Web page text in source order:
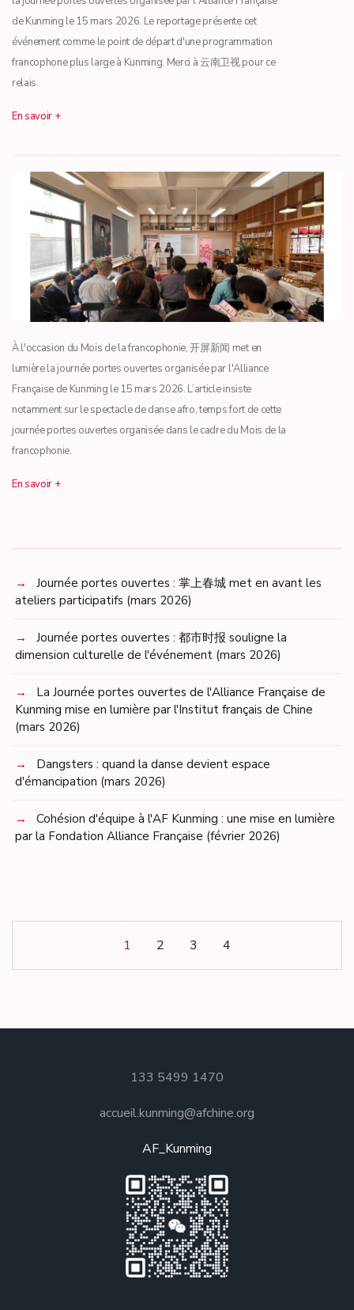
de Kunming le 15 mars 2026. Le reportage présente cet
événement comme le point de départ d'une programmation
francophone plus large à Kunming. Merci à 云南卫视 pour ce
relais.
En savoir +
À l'occasion du Mois de la francophonie, 开屏新闻 met en
lumière la journée portes ouvertes organisée par l'Alliance
Française de Kunming le 15 mars 2026. L’article insiste
notamment sur le spectacle de danse afro, temps fort de cette
journée portes ouvertes organisée dans le cadre du Mois de la
francophonie.
En savoir +
Journée portes ouvertes : 掌上春城 met en avant les
ateliers participatifs (mars 2026)
Journée portes ouvertes : 都市时报 souligne la
dimension culturelle de l'événement (mars 2026)
La Journée portes ouvertes de l'Alliance Française de
Kunming mise en lumière par l'Institut français de Chine
(mars 2026)
Dangsters : quand la danse devient espace
d'émancipation (mars 2026)
Cohésion d'équipe à l'AF Kunming : une mise en lumière
par la Fondation Alliance Française (février 2026)
1 2 3 4
133 5499 1470
accueil.kunming@afchine.org
AF_Kunming